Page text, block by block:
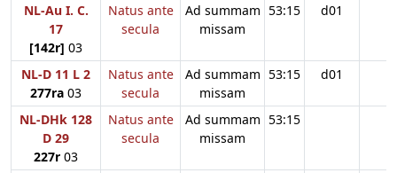
NL-Au I. C.
17
[142r] 03
Natus ante
secula
Ad summam
missam
53:15 d01
NL-D 11 L 2
277ra 03
Natus ante
secula
Ad summam
missam
53:15 d01
NL-DHk 128
D 29
227r 03
Natus ante
secula
Ad summam
missam
53:15